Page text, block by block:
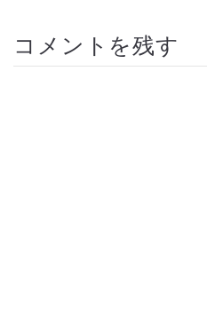
コメントを残す